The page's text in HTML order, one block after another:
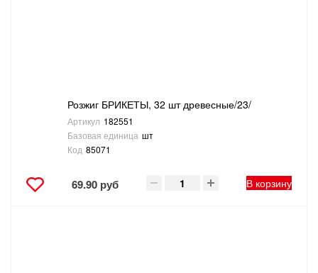
Розжиг БРИКЕТЫ, 32 шт древесные/23/
Артикул 182551
Базовая единица шт
Код 85071
69.90 руб В корзину